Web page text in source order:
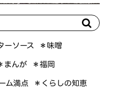
ーソース ＊味噌
まんが ＊福岡
ム満点 ＊くらしの知恵